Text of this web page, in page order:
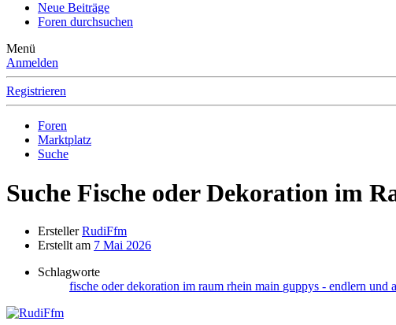
Neue Beiträge
Foren durchsuchen
Menü
Anmelden
Registrieren
Foren
Marktplatz
Suche
Suche Fische oder Dekoration im
Ersteller RudiFfm
Erstellt am 7 Mai 2026
Schlagworte
fische oder dekoration im raum rhein main guppys - endlern und